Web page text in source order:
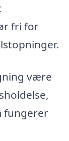
fri for
være
fungerer